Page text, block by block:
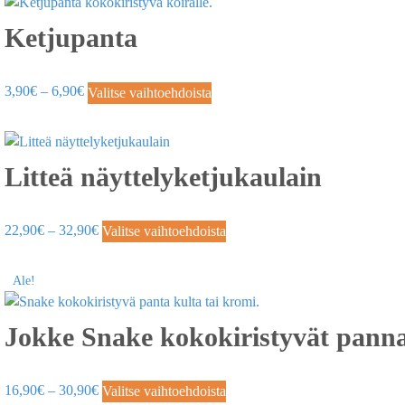
Ketjupanta
3,90€ – 6,90€ Valitse vaihtoehdoista
Litteä näyttelyketjukaulain
22,90€ – 32,90€ Valitse vaihtoehdoista
Ale!
Jokke Snake kokokiristyvät
16,90€ – 30,90€ Valitse vaihtoehdoista